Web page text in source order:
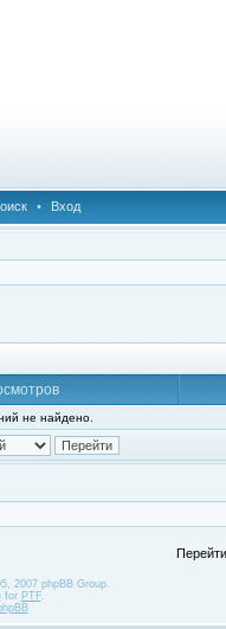
• Вход
не найдено.
2007 phpBB Group.
for PTF.